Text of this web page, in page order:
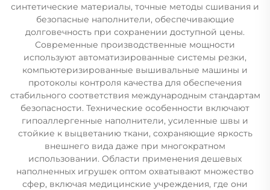
синтетические материалы, точные методы сшивания и
безопасные наполнители, обеспечивающие
долговечность при сохранении доступной цены.
Современные производственные мощности
используют автоматизированные системы резки,
компьютеризированные вышивальные машины и
протоколы контроля качества для обеспечения
стабильного соответствия международным стандартам
безопасности. Технические особенности включают
гипоаллергенные наполнители, усиленные швы и
стойкие к выцветанию ткани, сохраняющие яркость
внешнего вида даже при многократном
использовании. Области применения дешевых
наполненных игрушек оптом охватывают множество
сфер, включая медицинские учреждения, где они